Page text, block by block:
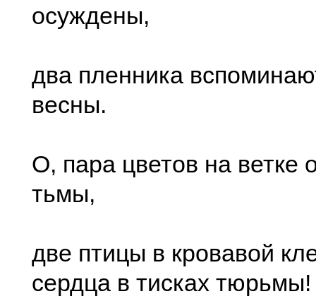
осуждены,
два пленника
весны.
О, пара цветов на ветке
тьмы,
две птицы в кровавой
сердца в тисках тюрьмы!